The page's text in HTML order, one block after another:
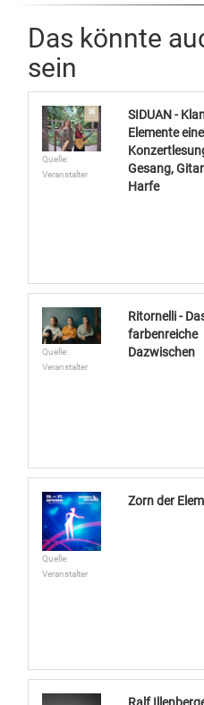
Das könnte
sein
Quelle:
Veranstalter
SIDUAN -
Elemente eine
Gesang,
Harfe
Quelle:
Veranstalter
Ritornelli -
farbenreiche
Dazwischen
Quelle:
Veranstalter
Zorn der
Ralf